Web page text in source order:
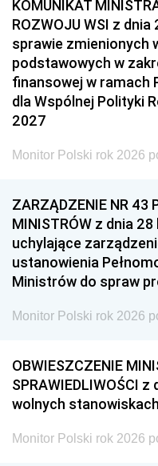
KOMUNIKAT
ROZWOJU WSI z
sprawie zmienionych
podstawowych w
finansowej w ramach
dla Wspólnej Polityki
2027
Monitor Polski rok 2026
ZARZĄDZENIE NR 43
MINISTRÓW z dnia
uchylające
ustanowienia
Ministrów do spraw
Monitor Polski rok 2026
OBWIESZCZENIE
SPRAWIEDLIWOŚCI
wolnych
Monitor Polski rok 2026